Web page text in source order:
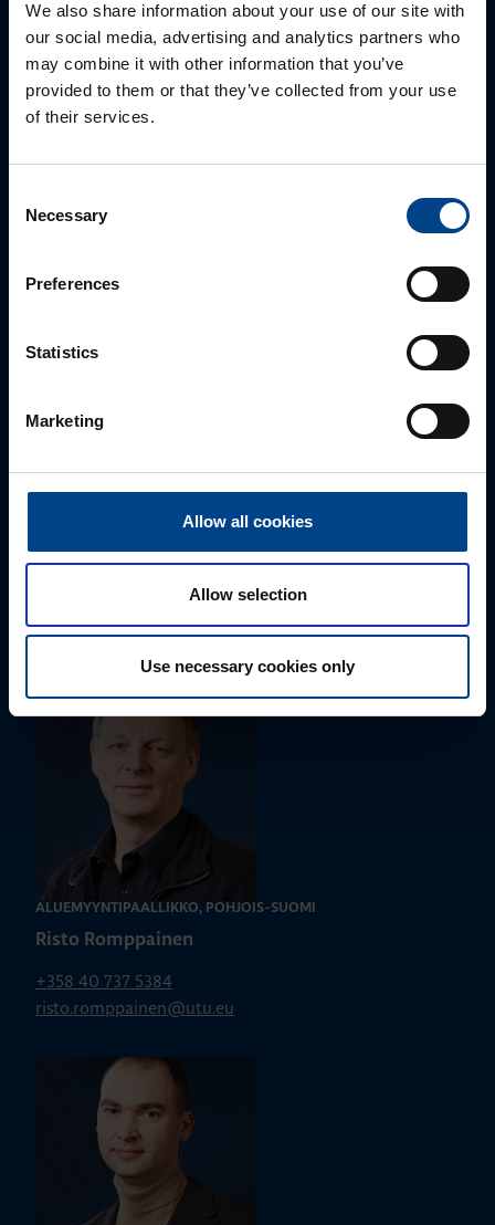
We also share information about your use of our site with
our social media, advertising and analytics partners who
may combine it with other information that you’ve
provided to them or that they’ve collected from your use
of their services.
Selection
Necessary
Preferences
Statistics
Marketing
Allow all cookies
Allow selection
Use necessary cookies only
+358 50 596 7006
ALUEMYYNTIPÄÄLLIKKÖ, ITÄ-SUOMI
Susanna Ahokas
susanna.ahokas@utu.eu
ALUEMYYNTIPÄÄLLIKKÖ, POHJOIS-SUOMI
Risto Romppainen
+358 40 737 5384
risto.romppainen@utu.eu